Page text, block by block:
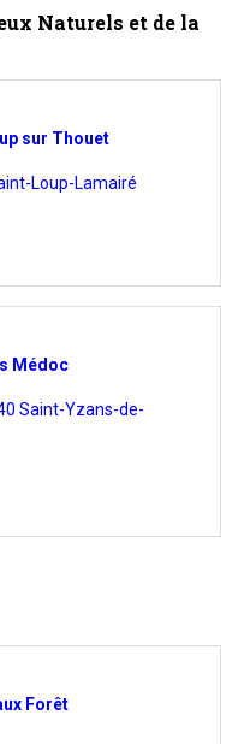
Naturels et de la
sur Thouet
Loup-Lamairé
Médoc
Saint-Yzans-de-
Forêt